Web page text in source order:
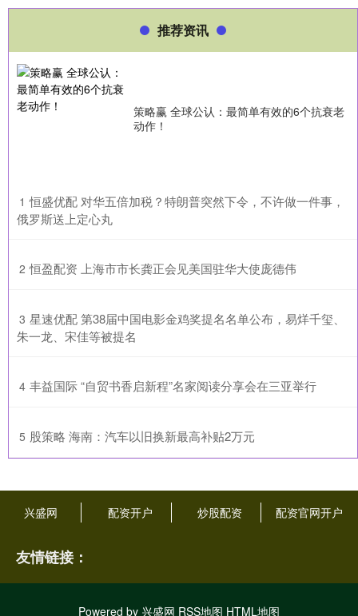
推荐资讯
策略赢 全球公认：最简单有效的6个抗衰老
动作！
1 ​恒盛优配 对华五倍加税？特朗普突然下令，不许做一件事，
俄罗斯送上定心丸
2 ​恒盈配资 上海市市长龚正会见美国驻华大使庞德伟
3 ​星速优配 第38届中国电影金鸡奖提名名单公布，易烊千玺、
朱一龙、宋佳等被提名
4 ​丰益国际 “自贸书香启新程”名家阅读分享会在三亚举行
5 ​股策略 海南：汽车以旧换新最高补贴2万元
兴盛网 配资开户 炒股配资 配资官网开户
友情链接：
Powered by 兴盛网 RSS地图 HTML地图